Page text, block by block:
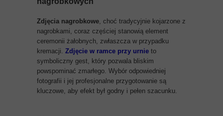
Zdjęcia nagrobkowe, choć tradycyjnie kojarzone z
nagrobkami, coraz częściej stanowią element
ceremonii żałobnych, zwłaszcza w przypadku
kremacji. Zdjęcie w ramce przy urnie to
symboliczny gest, który pozwala bliskim
powspominać zmarłego. Wybór odpowiedniej
fotografii i jej profesjonalne przygotowanie są
kluczowe, aby efekt był godny i pełen szacunku.